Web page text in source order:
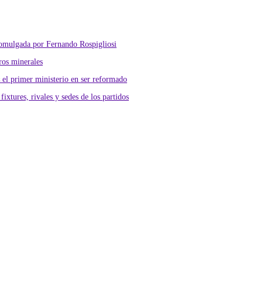
por Fernando Rospigliosi
minerales
primer ministerio en ser reformado
rivales y sedes de los partidos